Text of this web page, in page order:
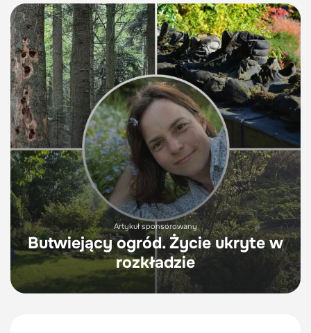
Artykuł sponsorowany
Butwiejący ogród. Życie ukryte w
rozkładzie